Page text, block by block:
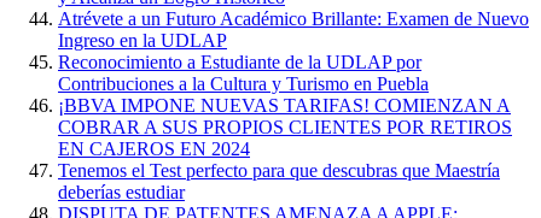
Atrévete a un Futuro Académico Brillante: Examen de Nuevo
Ingreso en la UDLAP
Reconocimiento a Estudiante de la UDLAP por
Contribuciones a la Cultura y Turismo en Puebla
¡BBVA IMPONE NUEVAS TARIFAS! COMIENZAN A
COBRAR A SUS PROPIOS CLIENTES POR RETIROS
EN CAJEROS EN 2024
Tenemos el Test perfecto para que descubras que Maestría
deberías estudiar
DISPUTA DE PATENTES AMENAZA A APPLE: